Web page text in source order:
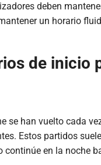
deben
un horario
de inicio
se han vuelto cada
Estos partidos
continúe en la noche